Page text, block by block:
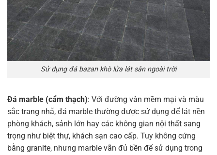
Sử dụng đá bazan khò lửa lát sân ngoài trời
Đá marble (cẩm thạch): Với đường vân mềm mại và màu
sắc trang nhã, đá marble thường được sử dụng để lát nền
phòng khách, sảnh lớn hay các không gian nội thất sang
trọng như biệt thự, khách sạn cao cấp. Tuy không cứng
bằng granite, nhưng marble vẫn đủ bền để sử dụng trong